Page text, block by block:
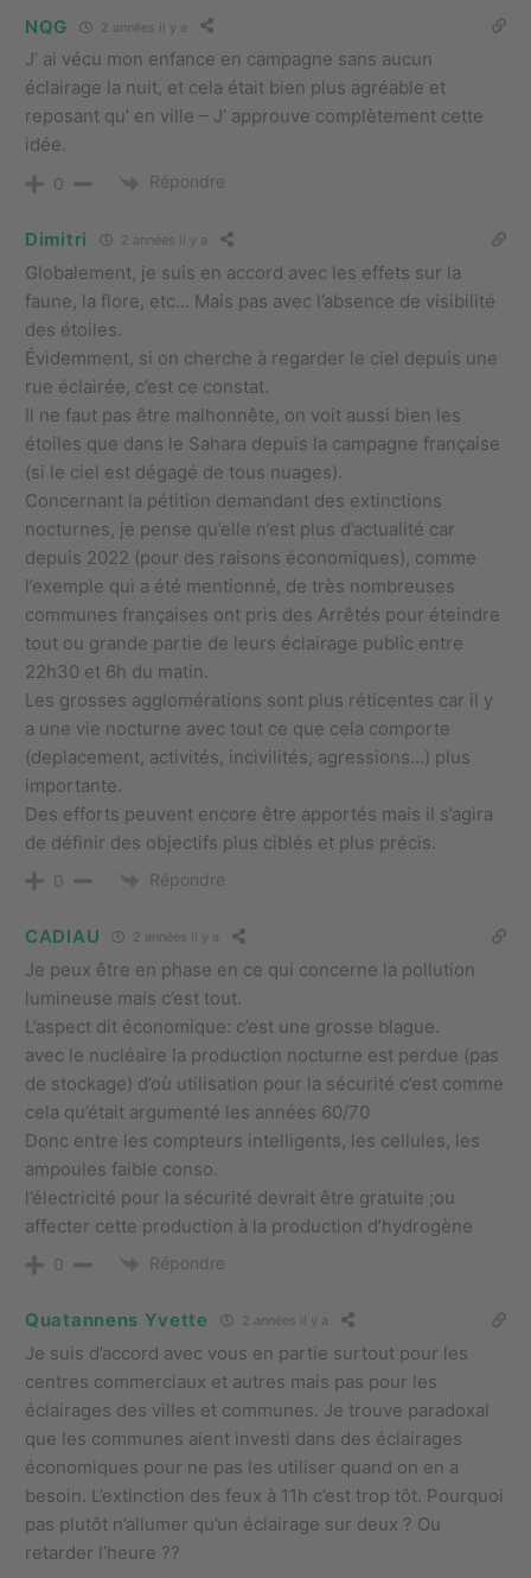
NQG 2 années il y a
J’ ai vécu mon enfance en campagne sans aucun
éclairage la nuit, et cela était bien plus agréable et
reposant qu’ en ville – J’ approuve complètement cette
idée.
0 Répondre
Dimitri 2 années il y a
Globalement, je suis en accord avec les effets sur la
faune, la flore, etc… Mais pas avec l’absence de visibilité
des étoiles.
Évidemment, si on cherche à regarder le ciel depuis une
rue éclairée, c’est ce constat.
Il ne faut pas être malhonnête, on voit aussi bien les
étoiles que dans le Sahara depuis la campagne française
(si le ciel est dégagé de tous nuages).
Concernant la pétition demandant des extinctions
nocturnes, je pense qu’elle n’est plus d’actualité car
depuis 2022 (pour des raisons économiques), comme
l’exemple qui a été mentionné, de très nombreuses
communes françaises ont pris des Arrêtés pour éteindre
tout ou grande partie de leurs éclairage public entre
22h30 et 6h du matin.
Les grosses agglomérations sont plus réticentes car il y
a une vie nocturne avec tout ce que cela comporte
(deplacement, activités, incivilités, agressions…) plus
importante.
Des efforts peuvent encore être apportés mais il s’agira
de définir des objectifs plus ciblés et plus précis.
0 Répondre
CADIAU 2 années il y a
Je peux être en phase en ce qui concerne la pollution
lumineuse mais c’est tout.
L’aspect dit économique: c’est une grosse blague.
avec le nucléaire la production nocturne est perdue (pas
de stockage) d’où utilisation pour la sécurité c’est comme
cela qu’était argumenté les années 60/70
Donc entre les compteurs intelligents, les cellules, les
ampoules faible conso.
l’électricité pour la sécurité devrait être gratuite ;ou
affecter cette production à la production d’hydrogène
0 Répondre
Quatannens Yvette 2 années il y a
Je suis d’accord avec vous en partie surtout pour les
centres commerciaux et autres mais pas pour les
éclairages des villes et communes. Je trouve paradoxal
que les communes aient investi dans des éclairages
économiques pour ne pas les utiliser quand on en a
besoin. L’extinction des feux à 11h c’est trop tôt. Pourquoi
pas plutôt n’allumer qu’un éclairage sur deux ? Ou
retarder l’heure ??